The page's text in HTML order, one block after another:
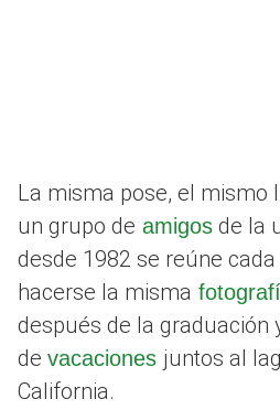
La misma pose, el mismo
un grupo de amigos de la
desde 1982 se reúne
hacerse la misma
después de la graduación
de vacaciones juntos al
California.